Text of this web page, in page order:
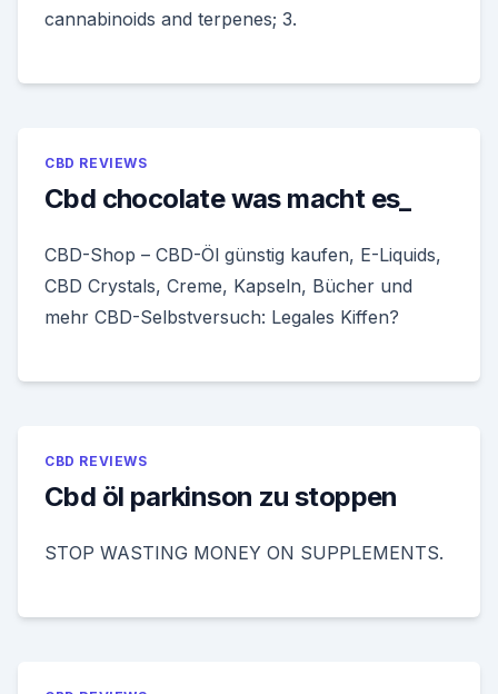
cannabinoids and terpenes; 3.
CBD REVIEWS
Cbd chocolate was macht es_
CBD-Shop – CBD-Öl günstig kaufen, E-Liquids,
CBD Crystals, Creme, Kapseln, Bücher und
mehr CBD-Selbstversuch: Legales Kiffen?
CBD REVIEWS
Cbd öl parkinson zu stoppen
STOP WASTING MONEY ON SUPPLEMENTS.